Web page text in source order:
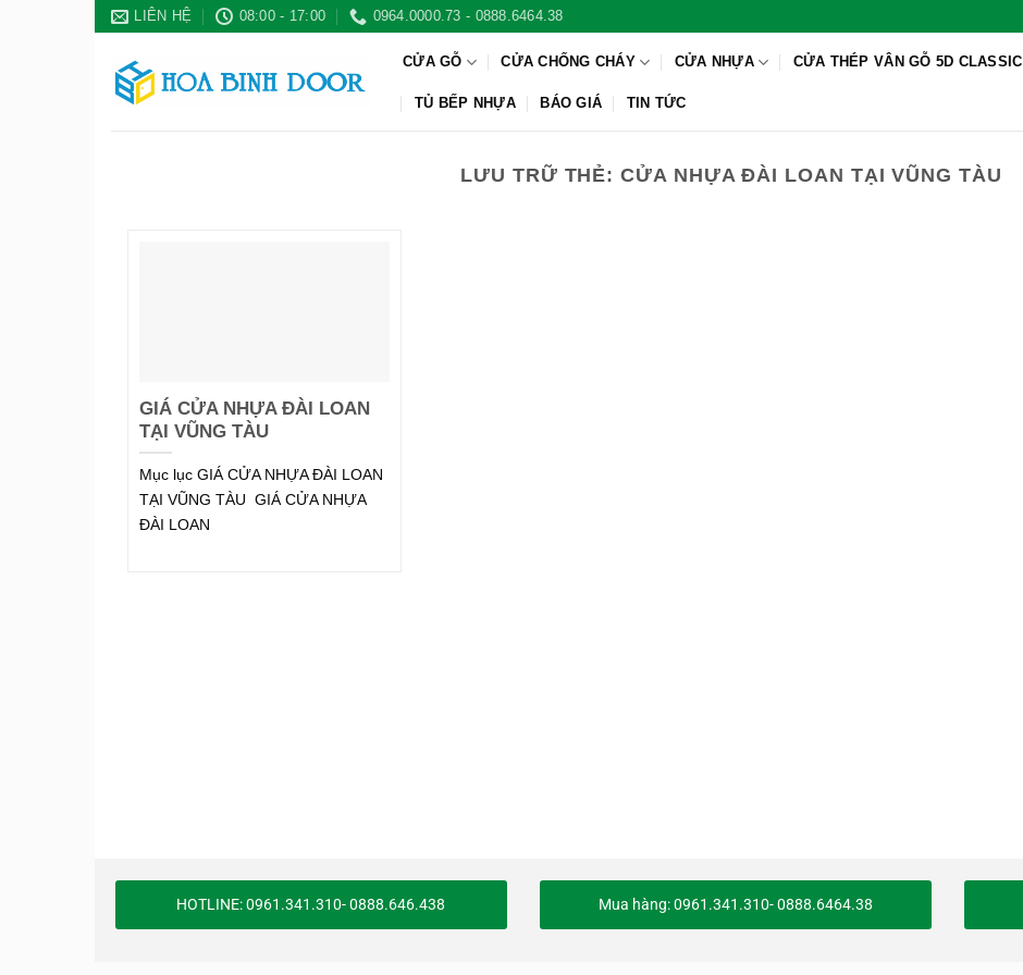
Bỏ
dung
LIÊN HỆ 08:00 - 17:00 0964.0000.73 - 0888.6464.38
CỬA GỖ CỬA CHỐNG CHÁY CỬA NHỰA CỬA THÉP VÂN GỖ 5D CLASSIC
TỦ BẾP NHỰA BÁO GIÁ TIN TỨC
LƯU TRỮ THẺ:CỬA NHỰA ĐÀI LOAN TẠI VŨNG TÀU
GIÁ CỬA NHỰA ĐÀI LOAN
TẠI VŨNG TÀU
Mục lục GIÁ CỬA NHỰA ĐÀI LOAN
TẠI VŨNG TÀU GIÁ CỬA NHỰA
ĐÀI LOAN
HOTLINE: 0961.341.310- 0888.646.438 Mua hàng: 0961.341.310- 0888.6464.38